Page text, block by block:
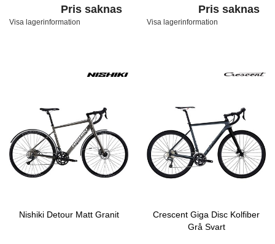
Pris saknas
Visa lagerinformation
Pris saknas
Visa lagerinformation
Nishiki Detour Matt Granit
Crescent Giga Disc Kolfiber
Grå Svart